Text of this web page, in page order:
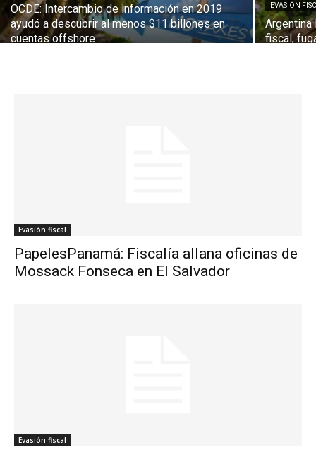
OCDE: Intercambio de información en 2019
ayudó a descubrir al menos $11 billones en
cuentas offshore
EVASIÓN
Argentina
fiscal,
Evasión fiscal
PapelesPanamá: Fiscalía allana oficinas de
Mossack Fonseca en El Salvador
Evasión fiscal